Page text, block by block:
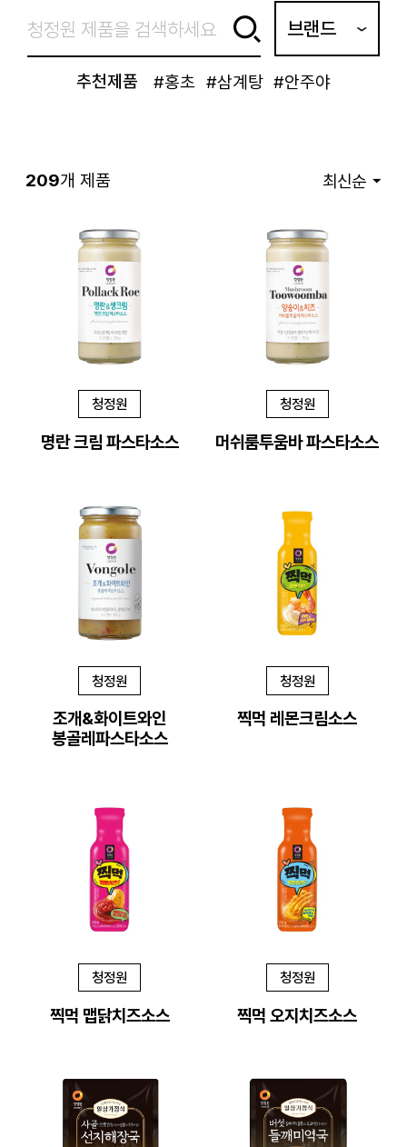
브랜드
추천제품 #홍초 #삼계탕 #안주야
209개 제품 최신순
청정원
명란 크림 파스타소스
청정원
머쉬룸투움바 파스타소스
청정원
조개&화이트와인
봉골레파스타소스
청정원
찍먹 레몬크림소스
청정원
찍먹 맵닭치즈소스
청정원
찍먹 오지치즈소스